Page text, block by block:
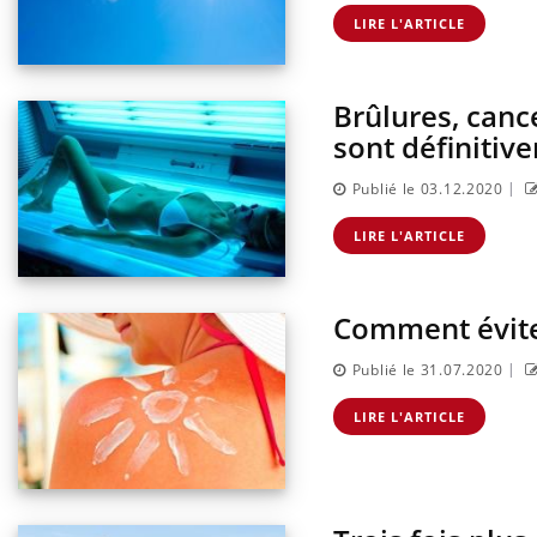
LIRE L'ARTICLE
Brûlures,
sont
Publié le 03.12.2020 |
LIRE L'ARTICLE
Comment
Publié le 31.07.2020 |
LIRE L'ARTICLE